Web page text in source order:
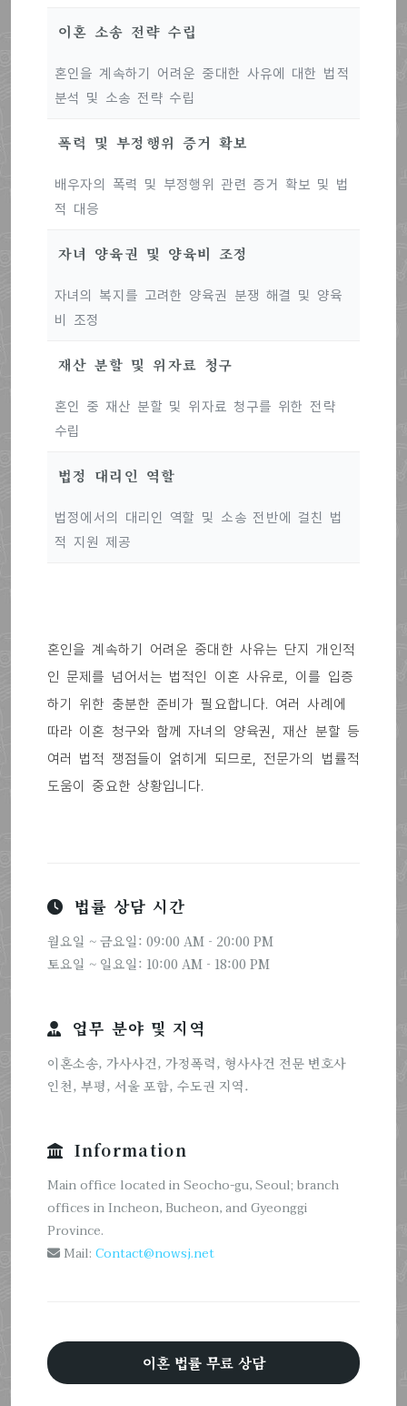
이혼 소송 전략 수립
혼인을 계속하기 어려운 중대한 사유에 대한 법적
분석 및 소송 전략 수립
폭력 및 부정행위 증거 확보
배우자의 폭력 및 부정행위 관련 증거 확보 및 법
적 대응
자녀 양육권 및 양육비 조정
자녀의 복지를 고려한 양육권 분쟁 해결 및 양육
비 조정
재산 분할 및 위자료 청구
혼인 중 재산 분할 및 위자료 청구를 위한 전략
수립
법정 대리인 역할
법정에서의 대리인 역할 및 소송 전반에 걸친 법
적 지원 제공
혼인을 계속하기 어려운 중대한 사유는 단지 개인적
인 문제를 넘어서는 법적인 이혼 사유로, 이를 입증
하기 위한 충분한 준비가 필요합니다. 여러 사례에
따라 이혼 청구와 함께 자녀의 양육권, 재산 분할 등
여러 법적 쟁점들이 얽히게 되므로, 전문가의 법률적
도움이 중요한 상황입니다.
법률 상담 시간
월요일 ~ 금요일: 09:00 AM - 20:00 PM
토요일 ~ 일요일: 10:00 AM - 18:00 PM
업무 분야 및 지역
이혼소송, 가사사건, 가정폭력, 형사사건 전문 변호사
인천, 부평, 서울 포함, 수도권 지역.
Information
Main office located in Seocho-gu, Seoul; branch
offices in Incheon, Bucheon, and Gyeonggi
Province.
Mail: Contact@nowsj.net
이혼 법률 무료 상담